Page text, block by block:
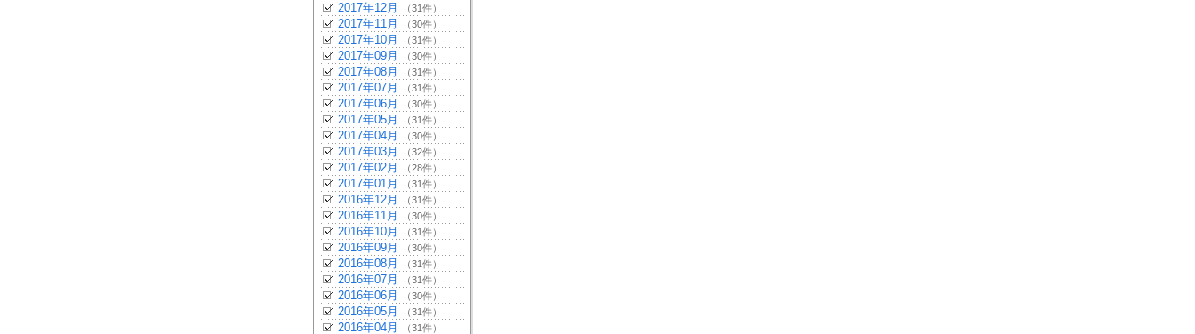
2017年12月 （31件）
2017年11月 （30件）
2017年10月 （31件）
2017年09月 （30件）
2017年08月 （31件）
2017年07月 （31件）
2017年06月 （30件）
2017年05月 （31件）
2017年04月 （30件）
2017年03月 （32件）
2017年02月 （28件）
2017年01月 （31件）
2016年12月 （31件）
2016年11月 （30件）
2016年10月 （31件）
2016年09月 （30件）
2016年08月 （31件）
2016年07月 （31件）
2016年06月 （30件）
2016年05月 （31件）
2016年04月 （31件）